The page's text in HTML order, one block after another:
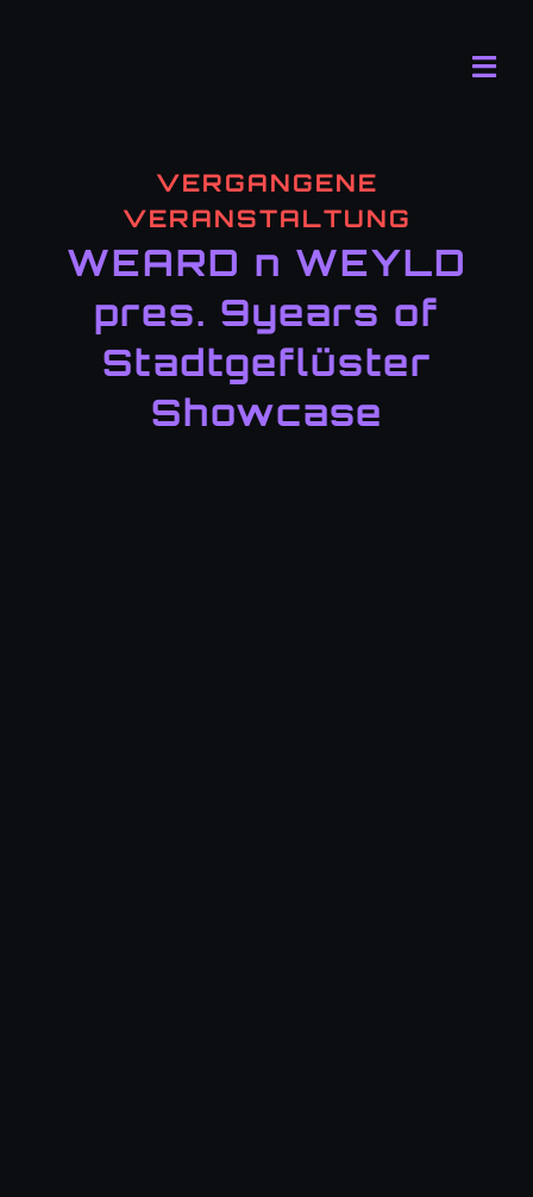
FAQ
VERGANGENE
VERANSTALTUNG
WEARD n WEYLD
pres. 9years of
Stadtgeflüster
Showcase